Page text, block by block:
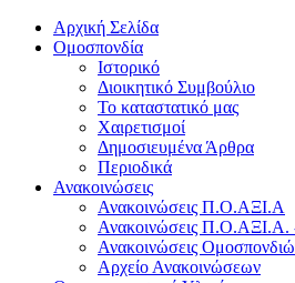
Αρχική Σελίδα
Ομοσπονδία
Ιστορικό
Διοικητικό Συμβούλιο
Το καταστατικό μας
Χαιρετισμοί
Δημοσιευμένα Άρθρα
Περιοδικά
Ανακοινώσεις
Ανακοινώσεις Π.Ο.ΑΞΙ.Α
Ανακοινώσεις
Ανακοινώσεις
Αρχείο Ανακοινώσεων